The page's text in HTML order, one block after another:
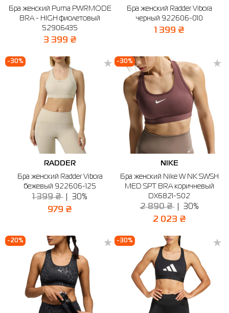
Рубашки
Термобелье
Толстовки
Футболки
Фитнес и йога
Шарфы
Skechers
The North Face
Under Armour
Полуботинки
Бренды
Бра женский Puma PWRMODE
BRA - HIGH фиолетовый
52906435
3 399 ₴
Бра женский Radder Vibora
черный 922606-010
1 399 ₴
-30%
RADDER
Бра женский Radder Vibora
бежевый 922606-125
1 399 ₴ 30%
979 ₴
-30%
NIKE
Бра женский Nike W NK SWSH
MED SPT BRA коричневый
DX6821-502
2 890 ₴ 30%
2 023 ₴
-20% -30%